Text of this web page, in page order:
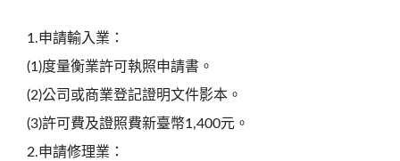
1.申請輸入業：
(1)度量衡業許可執照申請書。
(2)公司或商業登記證明文件影本。
(3)許可費及證照費新臺幣1,400元。
2.申請修理業：